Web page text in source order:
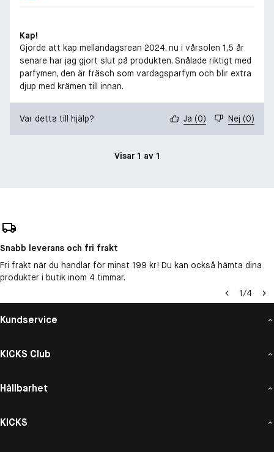
Kap!
Gjorde att kap mellandagsrean 2024, nu i vårsolen 1,5 år
senare har jag gjort slut på produkten. Snålade riktigt med
parfymen, den är fräsch som vardagsparfym och blir extra
djup med krämen till innan.
Var detta till hjälp? Ja (0) Nej (0)
Visar 1 av 1
Snabb leverans och fri frakt
Fri frakt när du handlar för minst 199 kr! Du kan också hämta dina
produkter i butik inom 4 timmar.
1/4
Kundservice
KICKS Club
Hållbarhet
KICKS